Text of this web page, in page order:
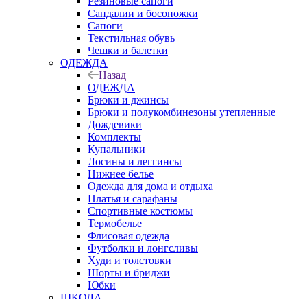
Сандалии и босоножки
Сапоги
Текстильная обувь
Чешки и балетки
ОДЕЖДА
Назад
ОДЕЖДА
Брюки и джинсы
Брюки и полукомбинезоны утепленные
Дождевики
Комплекты
Купальники
Лосины и леггинсы
Нижнее белье
Одежда для дома и отдыха
Платья и сарафаны
Спортивные костюмы
Термобелье
Флисовая одежда
Футболки и лонгсливы
Худи и толстовки
Шорты и бриджи
Юбки